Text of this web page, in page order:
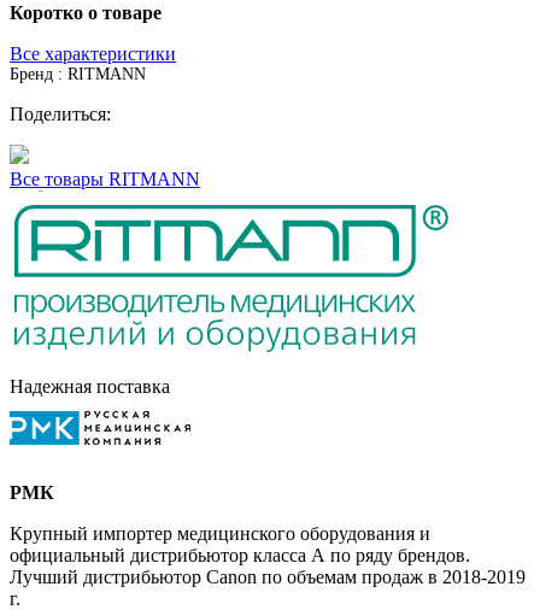
Коротко о товаре
Все характеристики
Бренд : RITMANN
Поделиться:
Все товары RITMANN
Надежная поставка
РМК
Крупный импортер медицинского оборудования и
официальный дистрибьютор класса А по ряду брендов.
Лучший дистрибьютор Canon по объемам продаж в 2018-2019
г.